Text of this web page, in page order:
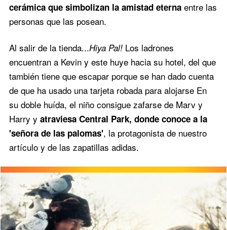
cerámica que simbolizan la amistad eternaentre las
personas que las posean.
Al salir de la tienda...Hiya Pal!Los ladrones
encuentran a Kevin y este huye hacia su hotel, del que
también tiene que escapar porque se han dado cuenta
de que ha usado una tarjeta robada para alojarse En
su doble huída, el niño consigue zafarse de Marv y
Harry y atraviesa Central Park, donde conoce a la
'señora de las palomas', la protagonista de nuestro
artículo y de las zapatillas adidas.